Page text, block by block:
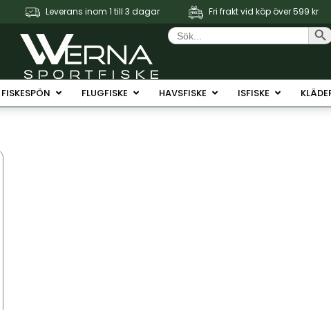
Leverans inom 1 till 3 dagar Fri frakt vid köp över 599 kr
Sök
efter:
Fiskeset
FISKESPÖN Öppna Fiskespön
FLUGFISKE Öppna Flugfiske
HAVSFISKE Öppna Havsfiske
ISFISKE Öppna